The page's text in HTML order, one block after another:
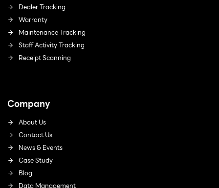
Dealer Tracking
Warranty
Maintenance Tracking
Staff Activity Tracking
Receipt Scanning
Company
About Us
Contact Us
News & Events
Case Study
Blog
Data Management